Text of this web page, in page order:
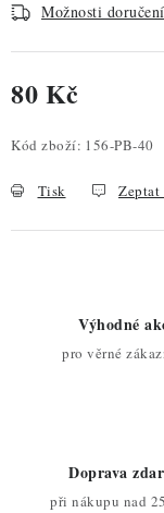
Možnosti doručení
80 Kč
Kód zboží: 156-PB-40
Tisk Zeptat
Výhodné
pro věrné
Doprava
při nákupu nad